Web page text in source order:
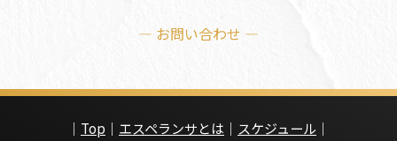
— お問い合わせ —
｜ Top ｜ エスペランサとは ｜ スケジュール ｜